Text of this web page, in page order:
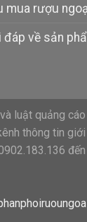
mua rượu
đáp về sản
luật quảng
thông tin